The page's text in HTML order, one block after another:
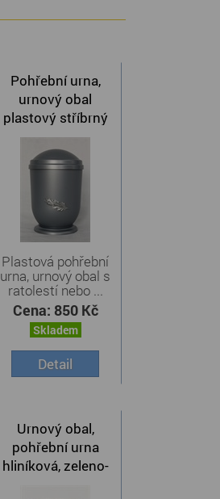
Pohřební urna,
urnový obal
plastový stříbrný
Plastová pohřební
urna, urnový obal s
ratolestí nebo ...
Cena: 850 Kč
Skladem
Detail
Urnový obal,
pohřební urna
hliníková, zeleno-